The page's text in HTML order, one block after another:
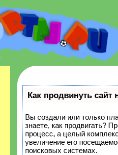
учителям и
Как продвинуть сайт
Вы создали или только
знаете, как продвигать?
процесс, а целый
увеличение его
поисковых системах.